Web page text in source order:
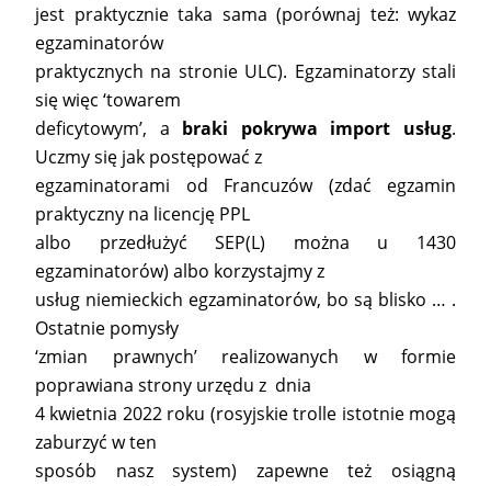
jest praktycznie taka sama (porównaj też: wykaz
egzaminatorów
praktycznych na stronie ULC). Egzaminatorzy stali
się więc ‘towarem
deficytowym’, a braki pokrywa import usług.
Uczmy się jak postępować z
egzaminatorami od Francuzów (zdać egzamin
praktyczny na licencję PPL
albo przedłużyć SEP(L) można u 1430
egzaminatorów) albo korzystajmy z
usług niemieckich egzaminatorów, bo są blisko … .
Ostatnie pomysły
‘zmian prawnych’ realizowanych w formie
poprawiana strony urzędu z dnia
4 kwietnia 2022 roku (rosyjskie trolle istotnie mogą
zaburzyć w ten
sposób nasz system) zapewne też osiągną